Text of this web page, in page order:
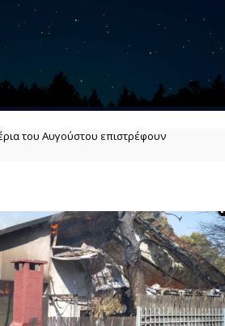
του Αυγούστου επιστρέφουν